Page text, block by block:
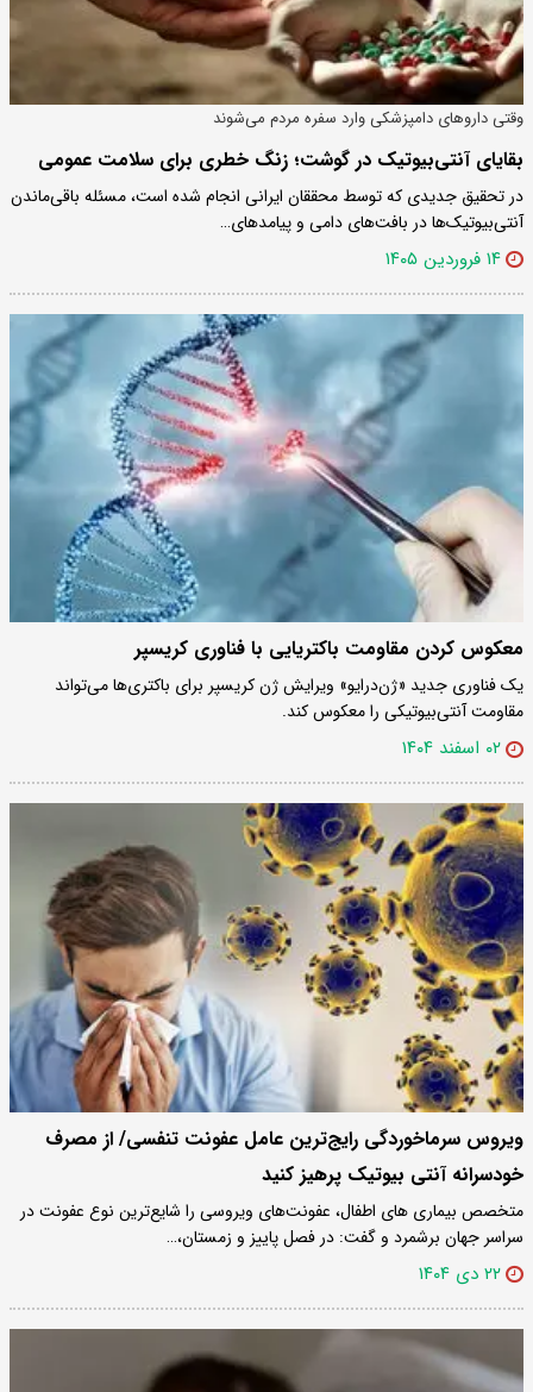
وقتی داروهای دامپزشکی وارد سفره مردم می‌شوند
بقایای آنتی‌بیوتیک در گوشت؛ زنگ خطری برای سلامت عمومی
در تحقیق جدیدی که توسط محققان ایرانی انجام شده است، مسئله باقی‌ماندن
آنتی‌بیوتیک‌ها در بافت‌های دامی و پیامدهای…
۱۴ فروردین ۱۴۰۵
معکوس کردن مقاومت باکتریایی با فناوری کریسپر
یک فناوری جدید «ژن‌درایو» ویرایش ژن کریسپر برای باکتری‌ها می‌تواند
مقاومت آنتی‌بیوتیکی را معکوس کند.
۰۲ اسفند ۱۴۰۴
ویروس سرماخوردگی رایج‌ترین عامل عفونت تنفسی/ از مصرف
خودسرانه آنتی بیوتیک پرهیز کنید
متخصص بیماری های اطفال، عفونت‌های ویروسی را شایع‌ترین نوع عفونت در
سراسر جهان برشمرد و گفت: در فصل پاییز و زمستان،…
۲۲ دی ۱۴۰۴